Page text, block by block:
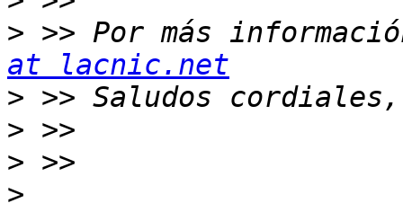
> >> Por más
at lacnic.net
>
>
>
>